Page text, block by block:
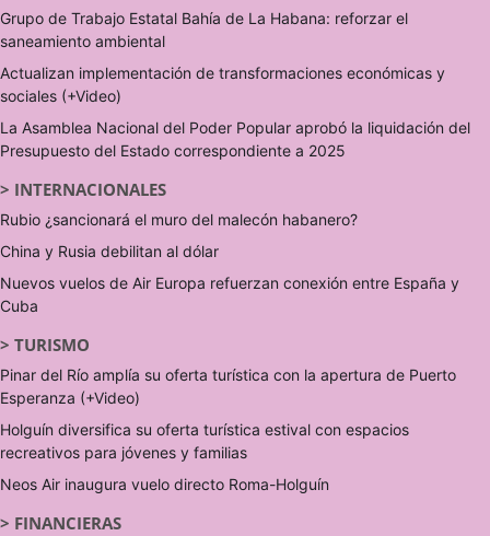
Grupo de Trabajo Estatal Bahía de La Habana: reforzar el
saneamiento ambiental
Actualizan implementación de transformaciones económicas y
sociales (+Video)
La Asamblea Nacional del Poder Popular aprobó la liquidación del
Presupuesto del Estado correspondiente a 2025
> INTERNACIONALES
Rubio ¿sancionará el muro del malecón habanero?
China y Rusia debilitan al dólar
Nuevos vuelos de Air Europa refuerzan conexión entre España y
Cuba
> TURISMO
Pinar del Río amplía su oferta turística con la apertura de Puerto
Esperanza (+Video)
Holguín diversifica su oferta turística estival con espacios
recreativos para jóvenes y familias
Neos Air inaugura vuelo directo Roma-Holguín
> FINANCIERAS